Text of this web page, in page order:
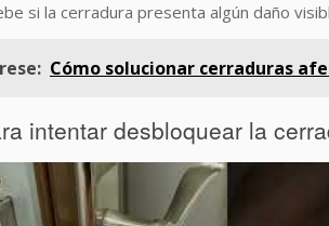
si la cerradura presenta algún daño
Cómo solucionar cerraduras
intentar desbloquear la